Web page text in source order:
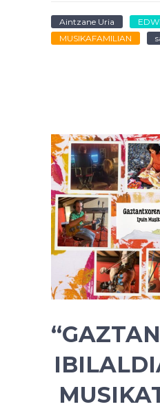
Aintzane Uria
MUSIKAFAMILIAN